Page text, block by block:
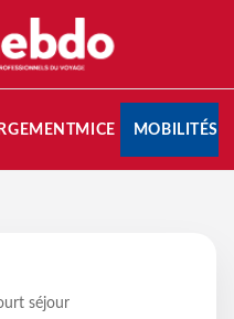
MICE MOBILITÉS
séjour